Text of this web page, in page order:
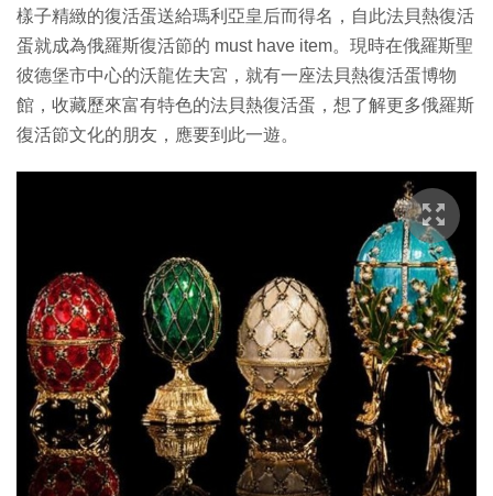
樣子精緻的復活蛋送給瑪利亞皇后而得名，自此法貝熱復活
蛋就成為俄羅斯復活節的 must have item。現時在俄羅斯聖
彼德堡市中心的沃龍佐夫宮，就有一座法貝熱復活蛋博物
館，收藏歷來富有特色的法貝熱復活蛋，想了解更多俄羅斯
復活節文化的朋友，應要到此一遊。